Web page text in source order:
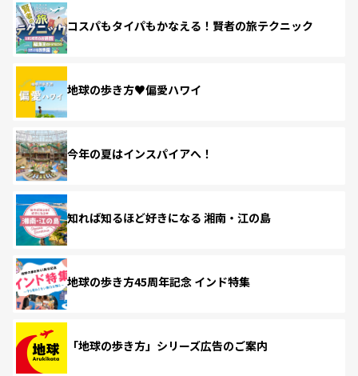
コスパもタイパもかなえる！賢者の旅テクニック
地球の歩き方♥偏愛ハワイ
今年の夏はインスパイアへ！
知れば知るほど好きになる 湘南・江の島
地球の歩き方45周年記念 インド特集
「地球の歩き方」シリーズ広告のご案内